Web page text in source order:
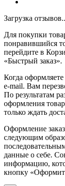
Загрузка
Для покупки
понравившийся
перейдите в
«Быстрый заказ».
Когда
e-mail. Вам
По результатам
оформления
только ждать
Оформление
следующим
данные о себе.
информацию,
кнопку